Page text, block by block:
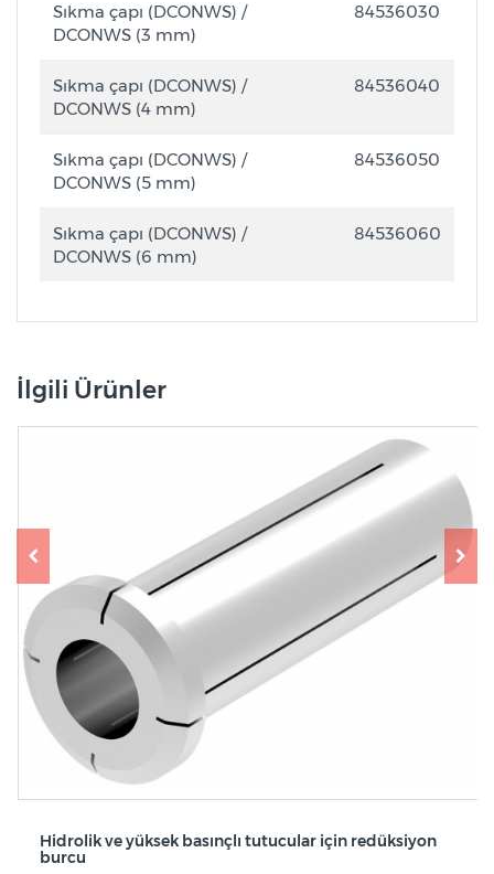
Sıkma çapı (DCONWS) /
DCONWS (3 mm)
84536030
Sıkma çapı (DCONWS) /
DCONWS (4 mm)
84536040
Sıkma çapı (DCONWS) /
DCONWS (5 mm)
84536050
Sıkma çapı (DCONWS) /
DCONWS (6 mm)
84536060
İlgili Ürünler
Hidrolik ve yüksek basınçlı tutucular için redüksiyon
burcu